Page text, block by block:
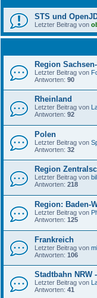
STS und
Letzter Beitrag von
Region
Letzter Beitrag von
Antworten: 90
Rheinland
Letzter Beitrag von
Antworten: 92
Polen
Letzter Beitrag von
Antworten: 32
Region
Letzter Beitrag von
Antworten: 218
Region: Baden-
Letzter Beitrag von
Antworten: 125
Frankreich
Letzter Beitrag von
Antworten: 106
Stadtbahn NRW
Letzter Beitrag von
Antworten: 41